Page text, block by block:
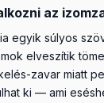
az
egyik súlyos
elveszítik
zavar miatt
ki — ami